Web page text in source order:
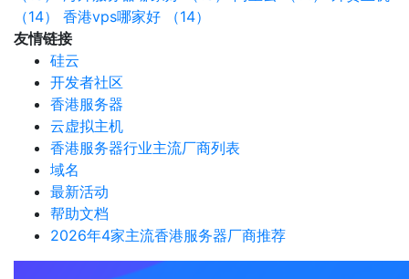
（14）
香港vps哪家好 （14）
友情链接
硅云
开发者社区
香港服务器
云虚拟主机
香港服务器行业主流厂商列表
域名
最新活动
帮助文档
2026年4家主流香港服务器厂商推荐